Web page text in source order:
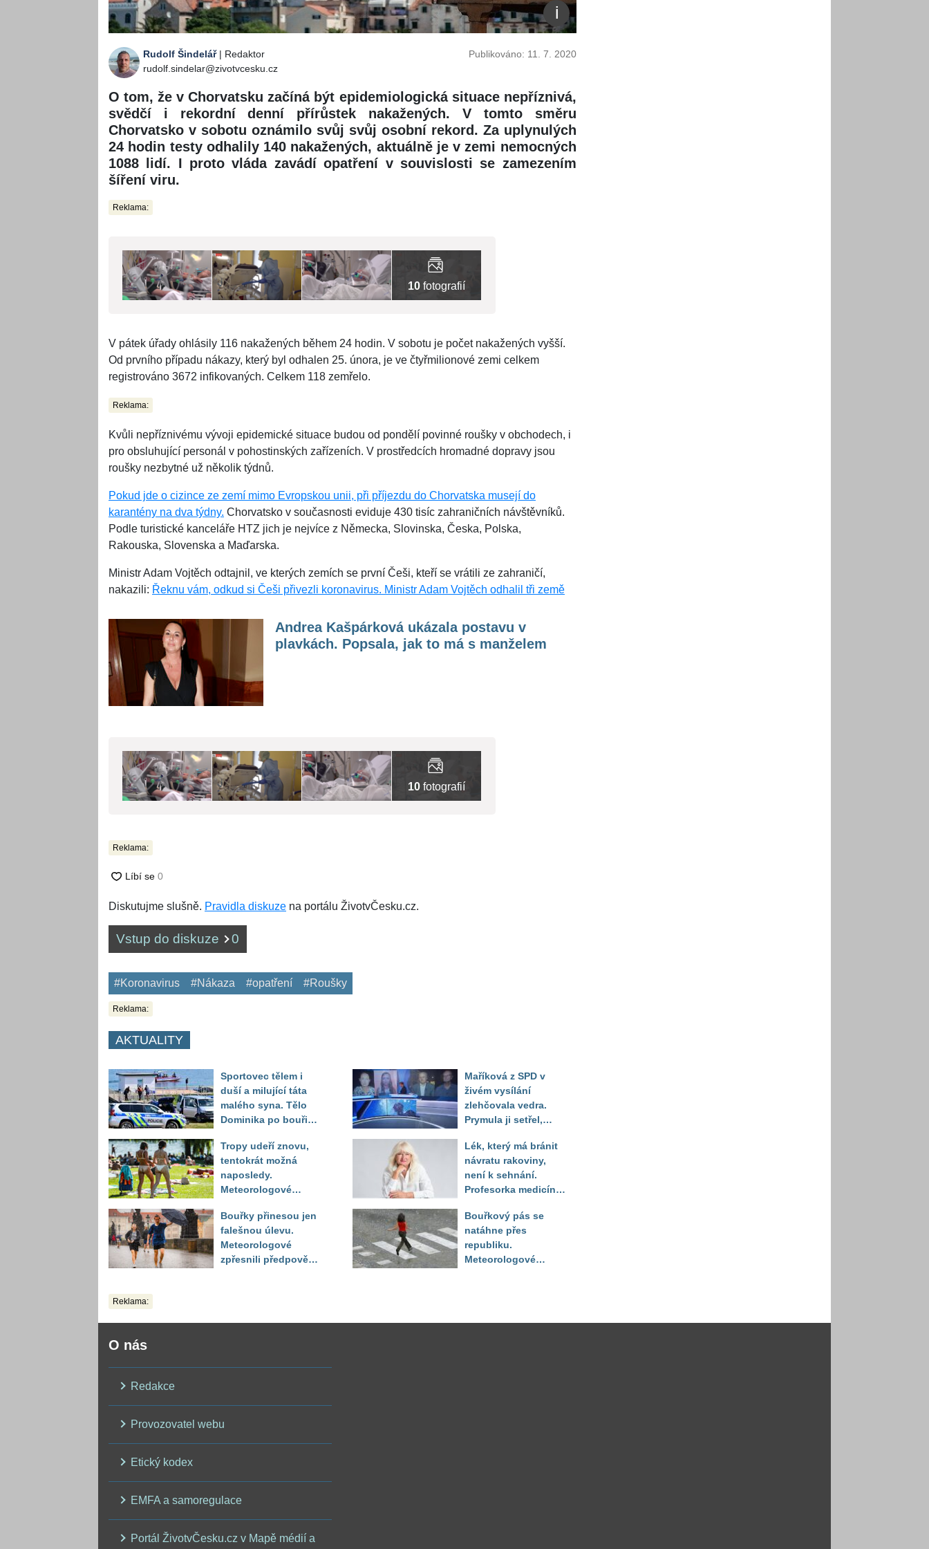
Rudolf Šindelář| Redaktor
rudolf.sindelar@zivotvcesku.cz
Publikováno: 11. 7. 2020
O tom, že v Chorvatsku začíná být epidemiologická situace nepříznivá,
svědčí i rekordní denní přírůstek nakažených. V tomto směru
Chorvatsko v sobotu oznámilo svůj svůj osobní rekord. Za uplynulých
24 hodin testy odhalily 140 nakažených, aktuálně je v zemi nemocných
1088 lidí. I proto vláda zavádí opatření v souvislosti se zamezením
šíření viru.
Reklama:
10 fotografií
V pátek úřady ohlásily 116 nakažených během 24 hodin. V sobotu je počet nakažených vyšší.
Od prvního případu nákazy, který byl odhalen 25. února, je ve čtyřmilionové zemi celkem
registrováno 3672 infikovaných. Celkem 118 zemřelo.
Reklama:
Kvůli nepříznivému vývoji epidemické situace budou od pondělí povinné roušky v obchodech, i
pro obsluhující personál v pohostinských zařízeních. V prostředcích hromadné dopravy jsou
roušky nezbytné už několik týdnů.
Pokud jde o cizince ze zemí mimo Evropskou unii, při příjezdu do Chorvatska musejí do
karantény na dva týdny. Chorvatsko v současnosti eviduje 430 tisíc zahraničních návštěvníků.
Podle turistické kanceláře HTZ jich je nejvíce z Německa, Slovinska, Česka, Polska,
Rakouska, Slovenska a Maďarska.
Ministr Adam Vojtěch odtajnil, ve kterých zemích se první Češi, kteří se vrátili ze zahraničí,
nakazili: Řeknu vám, odkud si Češi přivezli koronavirus. Ministr Adam Vojtěch odhalil tři země
Andrea Kašpárková ukázala postavu v
plavkách. Popsala, jak to má s manželem
10 fotografií
Reklama:
Diskutujme slušně. Pravidla diskuze na portálu ŽivotvČesku.cz.
Vstup do diskuze 0
#Koronavirus #Nákaza #opatření #Roušky
Reklama:
AKTUALITY
Sportovec tělem i
duší a milující táta
malého syna. Tělo
Dominika po bouři
až druhý den
Tropy udeří znovu,
tentokrát možná
naposledy.
Meteorologové
do září
Bouřky přinesou jen
falešnou úlevu.
Meteorologové
zpřesnili předpověď
Maříková z SPD v
živém vysílání
zlehčovala vedra.
Prymula ji setřel,
číslo
Lék, který má bránit
návratu rakoviny,
není k sehnání.
Profesorka medicíny
pacientka
Bouřkový pás se
natáhne přes
republiku.
Meteorologové
Reklama:
O nás
Redakce
Provozovatel webu
Etický kodex
EMFA a samoregulace
Portál ŽivotvČesku.cz v Mapě médií a